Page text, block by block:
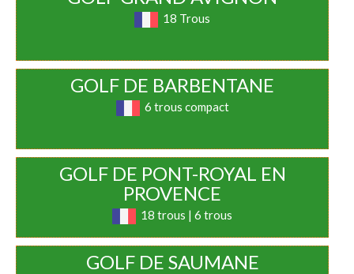
18 Trous
GOLF DE BARBENTANE
6 trous compact
GOLF DE PONT-ROYAL EN
PROVENCE
18 trous | 6 trous
GOLF DE SAUMANE